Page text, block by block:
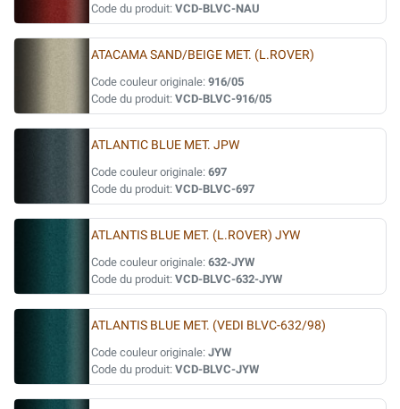
Code du produit: VCD-BLVC-NAU
ATACAMA SAND/BEIGE MET. (L.ROVER)
Code couleur originale: 916/05
Code du produit: VCD-BLVC-916/05
ATLANTIC BLUE MET. JPW
Code couleur originale: 697
Code du produit: VCD-BLVC-697
ATLANTIS BLUE MET. (L.ROVER) JYW
Code couleur originale: 632-JYW
Code du produit: VCD-BLVC-632-JYW
ATLANTIS BLUE MET. (VEDI BLVC-632/98)
Code couleur originale: JYW
Code du produit: VCD-BLVC-JYW